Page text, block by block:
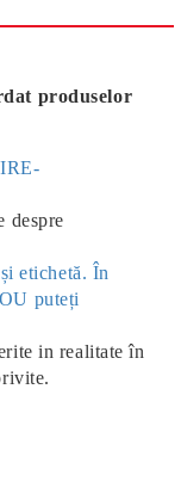
produselor
despre
etichetă. În
puteți
in realitate în